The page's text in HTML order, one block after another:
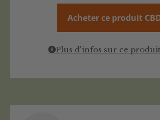
Acheter ce produit
Plus d'infos sur ce